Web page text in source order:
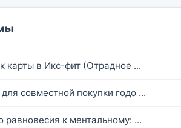
карты в Икс-фит (Отрадное ...
совместной покупки годо ...
равновесия к ментальному: ...